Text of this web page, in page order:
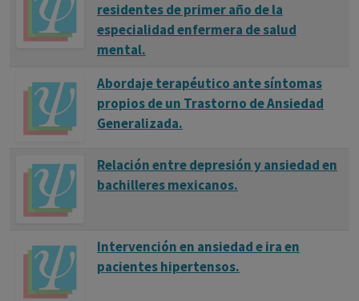
residentes de primer año de la
especialidad enfermera de salud
mental.
Abordaje terapéutico ante síntomas
propios de un Trastorno de Ansiedad
Generalizada.
Relación entre depresión y ansiedad en
bachilleres mexicanos.
Intervención en ansiedad e ira en
pacientes hipertensos.